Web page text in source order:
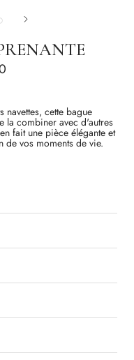
navettes, cette bague
la combiner avec d'autres
en fait une pièce élégante et
de vos moments de vie.